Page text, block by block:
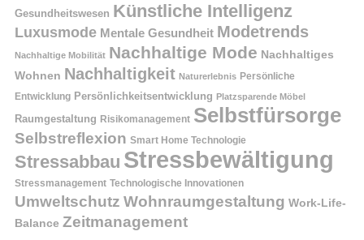
Gesundheitswesen Künstliche Intelligenz
Luxusmode Mentale Gesundheit Modetrends
Nachhaltige Mobilität Nachhaltige Mode Nachhaltiges
Wohnen Nachhaltigkeit Naturerlebnis Persönliche
Entwicklung Persönlichkeitsentwicklung Platzsparende Möbel
Raumgestaltung Risikomanagement Selbstfürsorge
Selbstreflexion Smart Home Technologie
Stressabbau Stressbewältigung
Stressmanagement Technologische Innovationen
Umweltschutz Wohnraumgestaltung Work-Life-
Balance Zeitmanagement